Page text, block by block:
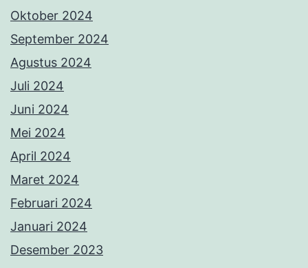
Oktober 2024
September 2024
Agustus 2024
Juli 2024
Juni 2024
Mei 2024
April 2024
Maret 2024
Februari 2024
Januari 2024
Desember 2023